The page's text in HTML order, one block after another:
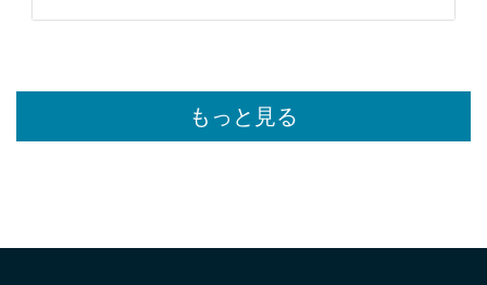
もっと見る